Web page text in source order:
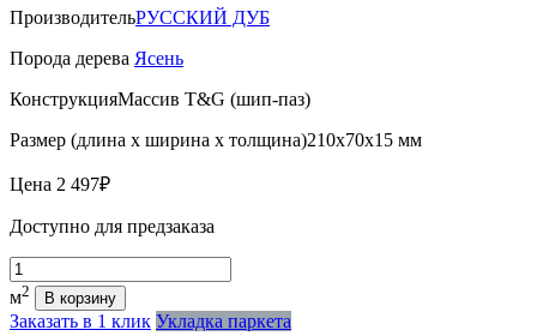
ПроизводительРУССКИЙ ДУБ
Порода дерева Ясень
КонструкцияМассив T&G (шип-паз)
Размер (длина х ширина х толщина)210х70х15 мм
Цена 2 497₽
Доступно для предзаказа
Количество
м2 В корзину
Заказать в 1 клик Укладка паркета